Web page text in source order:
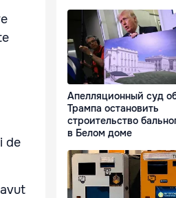
de
Апелляционный суд
Трампа остановить
строительство
в Белом доме